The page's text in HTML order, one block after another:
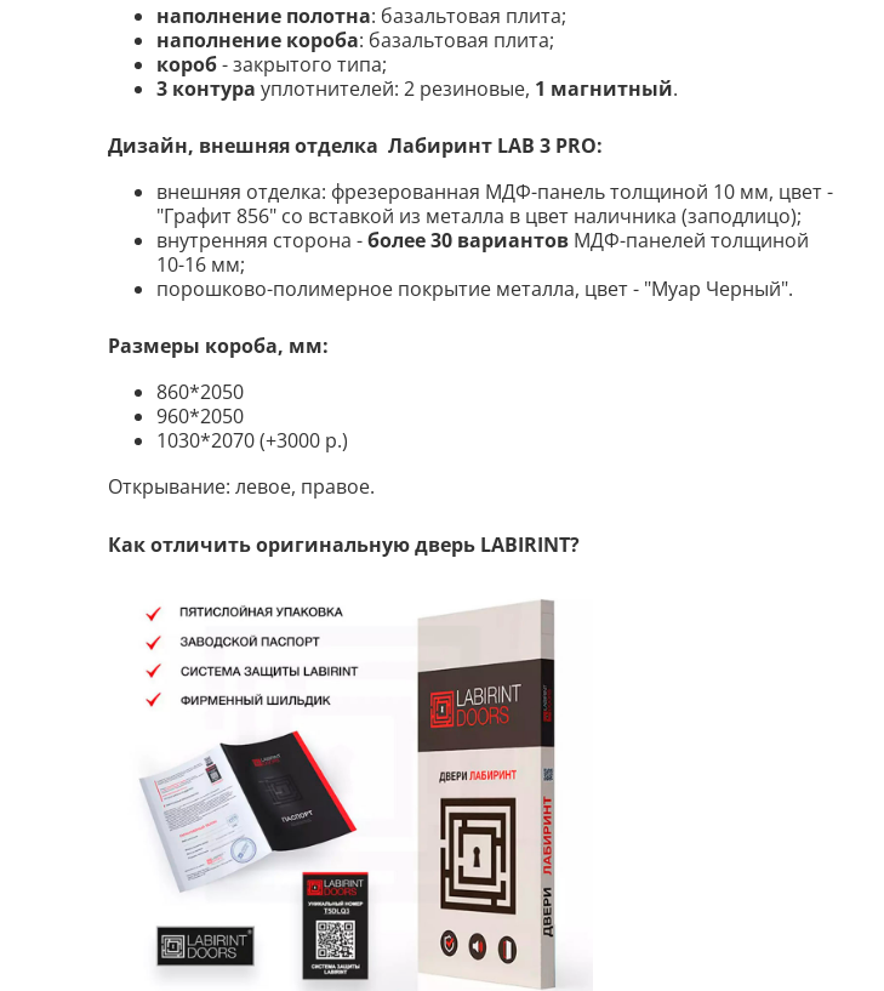
наполнение полотна: базальтовая плита;
наполнение короба: базальтовая плита;
короб- закрытого типа;
3 контура уплотнителей: 2 резиновые, 1 магнитный.
Дизайн, внешняя отделка Лабиринт LAB 3 PRO:
внешняя отделка: фрезерованная МДФ-панель толщиной 10 мм, цвет -
"Графит 856" со вставкой из металла в цвет наличника (заподлицо);
внутренняя сторона -более 30 вариантов МДФ-панелей толщиной
10-16 мм;
порошково-полимерное покрытие металла, цвет - "Муар Черный".
Размеры короба, мм:
860*2050
960*2050
1030*2070 (+3000 р.)
Открывание: левое, правое.
Как отличить оригинальную дверь LABIRINT?